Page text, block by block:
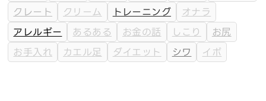
クレート
クリーム トレーニング
オナラ
アレルギー
あるある お金の話 しこり
お尻
お手入れ
カエル足 ダイエット シワ イボ